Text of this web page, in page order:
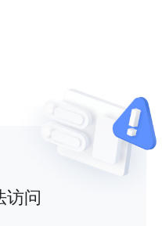
访问